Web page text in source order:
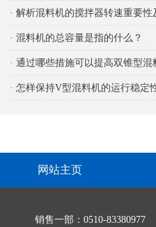
考量
· 解析混料机的搅拌器转速重要性
响
· 混料机的总容量是指的什么？
· 通过哪些措施可以提高双锥型混
生产能力
· 怎样保持V型混料机的运行稳定
网站主页
销售一部：0510-83380977